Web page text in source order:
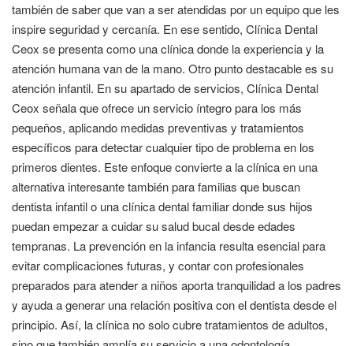
también de saber que van a ser atendidas por un equipo que les
inspire seguridad y cercanía. En ese sentido, Clínica Dental
Ceox se presenta como una clínica donde la experiencia y la
atención humana van de la mano. Otro punto destacable es su
atención infantil. En su apartado de servicios, Clínica Dental
Ceox señala que ofrece un servicio íntegro para los más
pequeños, aplicando medidas preventivas y tratamientos
específicos para detectar cualquier tipo de problema en los
primeros dientes. Este enfoque convierte a la clínica en una
alternativa interesante también para familias que buscan
dentista infantil o una clínica dental familiar donde sus hijos
puedan empezar a cuidar su salud bucal desde edades
tempranas. La prevención en la infancia resulta esencial para
evitar complicaciones futuras, y contar con profesionales
preparados para atender a niños aporta tranquilidad a los padres
y ayuda a generar una relación positiva con el dentista desde el
principio. Así, la clínica no solo cubre tratamientos de adultos,